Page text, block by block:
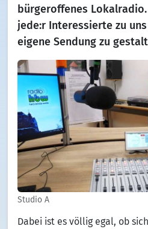
bürgeroffenes
jede:r Interessierte zu
eigene Sendung zu
Studio A
Dabei ist es völlig egal, ob